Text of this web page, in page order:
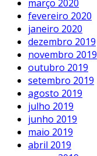
março 2020
fevereiro 2020
janeiro 2020
dezembro 2019
novembro 2019
outubro 2019
setembro 2019
agosto 2019
julho 2019
junho 2019
maio 2019
abril 2019